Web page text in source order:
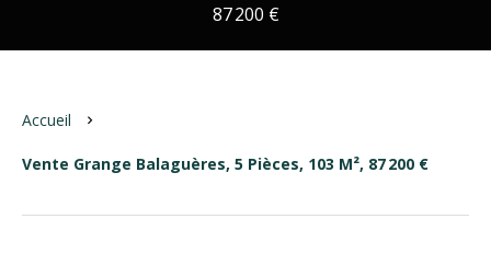
87 200 €
Accueil
Vente Grange Balaguères, 5 Pièces, 103 M², 87 200 €